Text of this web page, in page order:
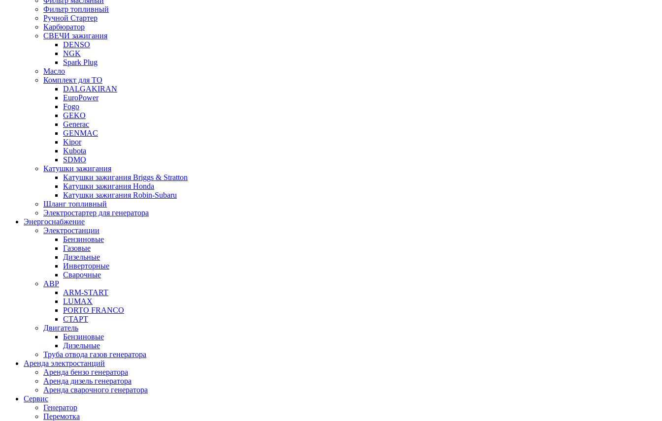
Фильтр топливный
Ручной Стартер
Карбюратор
СВЕЧИ зажигания
DENSO
NGK
Spark Plug
Масло
Комплект для ТО
DALGAKIRAN
EuroPower
Fogo
GEKO
Generac
GENMAC
Kipor
Kubota
SDMO
Катушки зажигания
Катушки зажигания Briggs & Stratton
Катушки зажигания Honda
Катушки зажигания Robin-Subaru
Шланг топливный
Электростартер для генератора
Энергоснабжение
Электростанции
Бензиновые
Газовые
Дизельные
Инверторные
Сварочные
АВР
ARM-START
LUMAX
PORTO FRANCO
СТАРТ
Двигатель
Бензиновые
Дизельные
Труба отвода газов генератора
Аренда электростанций
Аренда бензо генератора
Аренда дизель генератора
Аренда сварочного генератора
Сервис
Генератор
Перемотка